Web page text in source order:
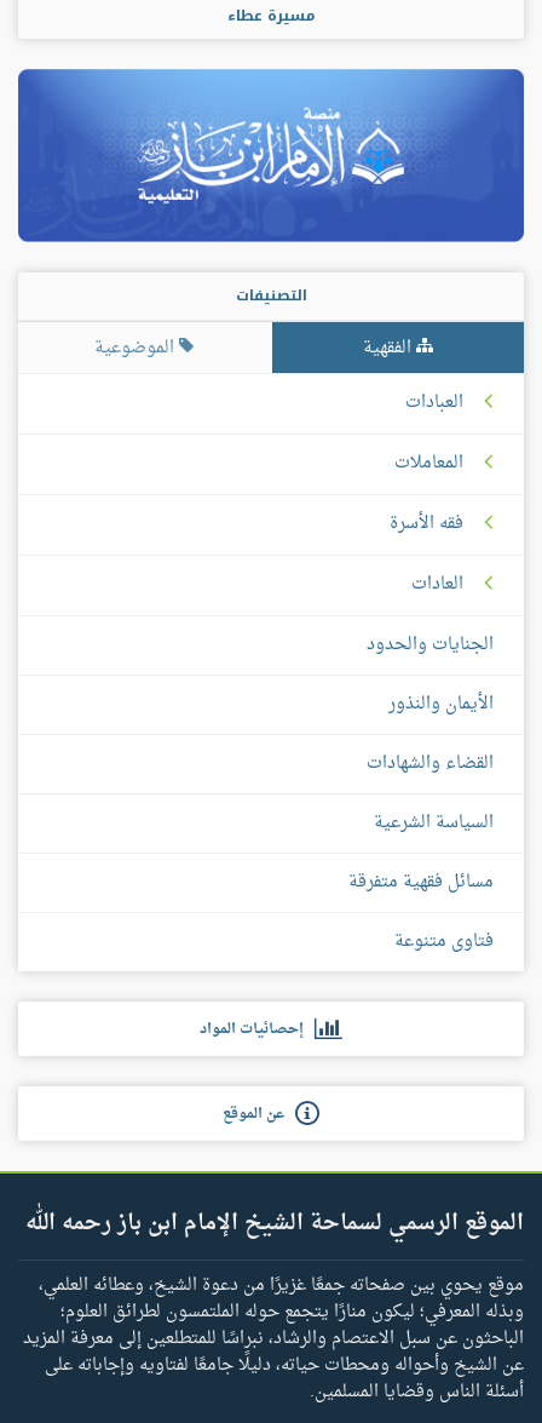
مسيرة عطاء
التصنيفات
الفقهية
الموضوعية
العبادات
المعاملات
فقه الأسرة
العادات
الجنايات والحدود
الأيمان والنذور
القضاء والشهادات
السياسة الشرعية
مسائل فقهية متفرقة
فتاوى متنوعة
إحصائيات المواد
عن الموقع
الموقع الرسمي لسماحة الشيخ الإمام ابن باز رحمه الله
موقع يحوي بين صفحاته جمعًا غزيرًا من دعوة الشيخ، وعطائه العلمي،
وبذله المعرفي؛ ليكون منارًا يتجمع حوله الملتمسون لطرائق العلوم؛
الباحثون عن سبل الاعتصام والرشاد، نبراسًا للمتطلعين إلى معرفة المزيد
عن الشيخ وأحواله ومحطات حياته، دليلًا جامعًا لفتاويه وإجاباته على
أسئلة الناس وقضايا المسلمين.